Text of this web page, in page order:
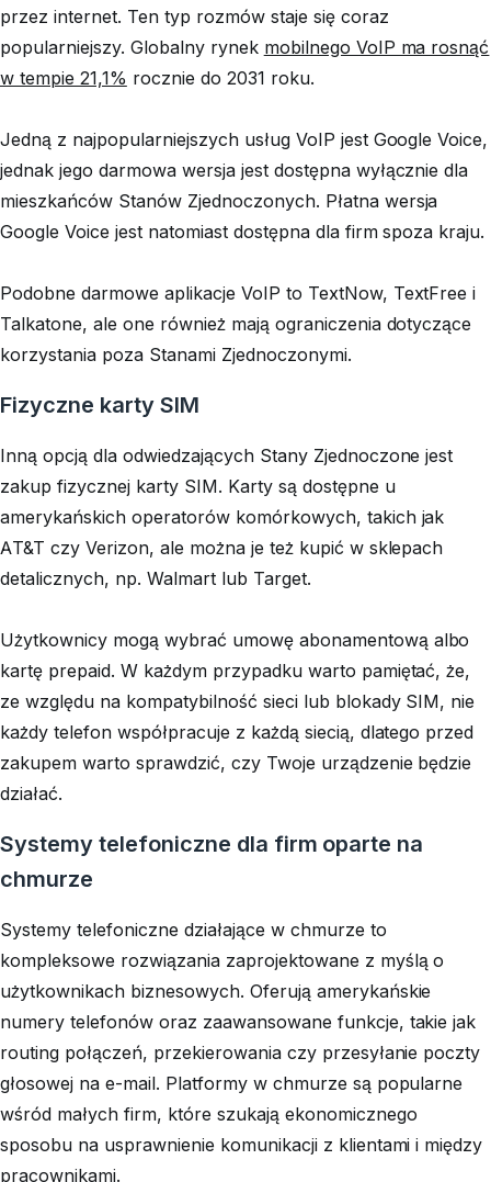
przez internet. Ten typ rozmów staje się coraz
popularniejszy. Globalny rynek mobilnego VoIP ma rosnąć
w tempie 21,1% rocznie do 2031 roku.
Jedną z najpopularniejszych usług VoIP jest Google Voice,
jednak jego darmowa wersja jest dostępna wyłącznie dla
mieszkańców Stanów Zjednoczonych. Płatna wersja
Google Voice jest natomiast dostępna dla firm spoza kraju.
Podobne darmowe aplikacje VoIP to TextNow, TextFree i
Talkatone, ale one również mają ograniczenia dotyczące
korzystania poza Stanami Zjednoczonymi.
Fizyczne karty SIM
Inną opcją dla odwiedzających Stany Zjednoczone jest
zakup fizycznej karty SIM. Karty są dostępne u
amerykańskich operatorów komórkowych, takich jak
AT&T czy Verizon, ale można je też kupić w sklepach
detalicznych, np. Walmart lub Target.
Użytkownicy mogą wybrać umowę abonamentową albo
kartę prepaid. W każdym przypadku warto pamiętać, że,
ze względu na kompatybilność sieci lub blokady SIM, nie
każdy telefon współpracuje z każdą siecią, dlatego przed
zakupem warto sprawdzić, czy Twoje urządzenie będzie
działać.
Systemy telefoniczne dla firm oparte na
chmurze
Systemy telefoniczne działające w chmurze to
kompleksowe rozwiązania zaprojektowane z myślą o
użytkownikach biznesowych. Oferują amerykańskie
numery telefonów oraz zaawansowane funkcje, takie jak
routing połączeń, przekierowania czy przesyłanie poczty
głosowej na e-mail. Platformy w chmurze są popularne
wśród małych firm, które szukają ekonomicznego
sposobu na usprawnienie komunikacji z klientami i między
pracownikami.